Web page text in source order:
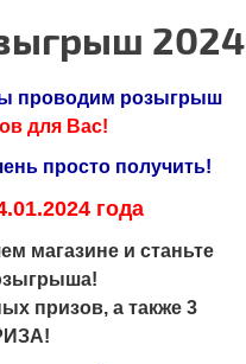
2024
проводим розыгрыш
для Вас!
просто получить!
года
магазине и станьте
призов, а также 3